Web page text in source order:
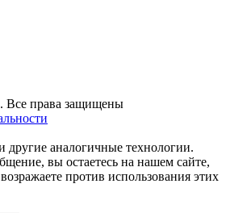
Все права защищены
аналогичные технологии.
вы остаетесь на нашем сайте,
против использования этих